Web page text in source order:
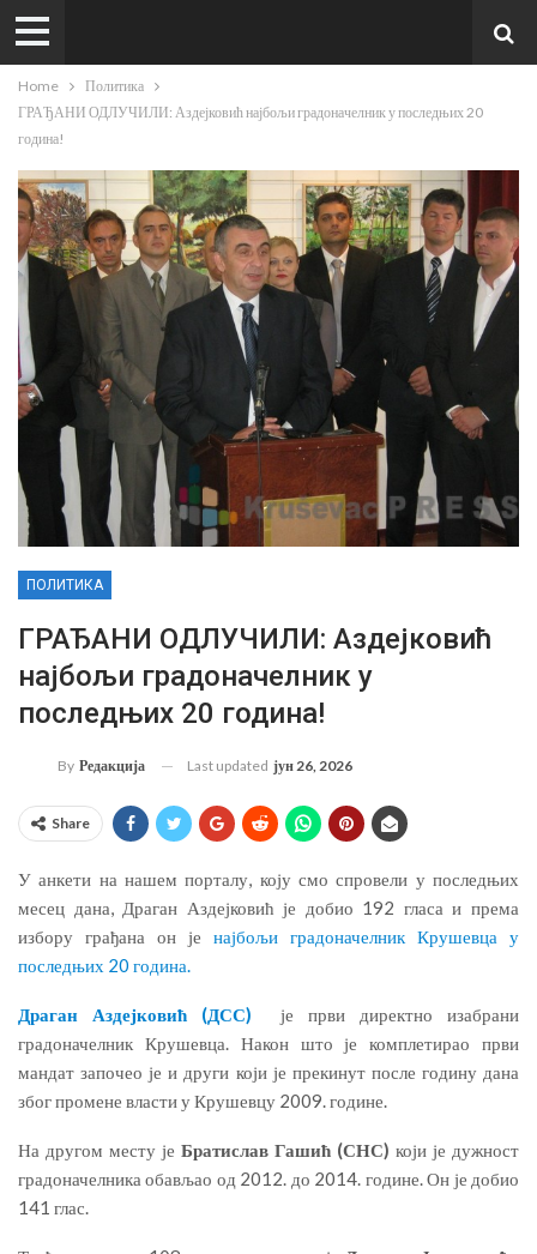
Home
Политика
ГРАЂАНИ ОДЛУЧИЛИ: Аздејковић најбољи градоначелник у последњих 20
година!
ПОЛИТИКА
ГРАЂАНИ ОДЛУЧИЛИ: Аздејковић
најбољи градоначелник у
последњих 20 година!
By Редакција Last updated јун 26, 2026
Share
У анкети на нашем порталу, коју смо спровели у последњих
месец дана, Драган Аздејковић је добио 192 гласа и према
избору грађана он је најбољи градоначелник Крушевца у
последњих 20 година.
Драган Аздејковић (ДСС) је први директно изабрани
градоначелник Крушевца. Након што је комплетирао први
мандат започео је и други који је прекинут после годину дана
због промене власти у Крушевцу 2009. године.
На другом месту је Братислав Гашић (СНС) који је дужност
градоначелника обављао од 2012. до 2014. године. Он је добио
141 глас.